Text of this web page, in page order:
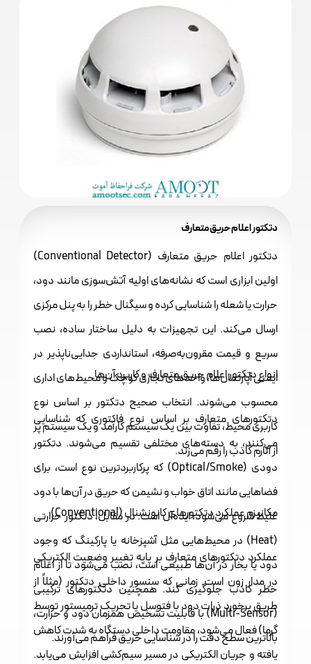
دتکتور اعلام حریق متعارف
دتکتور اعلام حریق متعارف (Conventional Detector)
اولین ابزاری است که نشانه‌های اولیه آتش‌سوزی مانند دود،
حرارت یا شعله را شناسایی کرده و سیگنال خطر را به پنل مرکزی
ارسال می‌کند. این تجهیزات به دلیل ساختار ساده، نصب
سریع و قیمت مقرون‌به‌صرفه، استانداردی جدایی‌ناپذیر در
ایمنی آپارتمان‌ها، واحدهای تجاری کوچک و محیط‌های اداری
محسوب می‌شوند. انتخاب صحیح دتکتور بر اساس نوع
کاربری محیط، تفاوت بین یک سیستم کارآمد و یک سیستم پر
از آلارم کاذب را رقم می‌زند.
انواع دتکتور اعلام حریق متعارف و کاربرد آن‌ها
دتکتورهای متعارف بر اساس نوع فاکتوری که شناسایی
می‌کنند، به دسته‌های مختلفی تقسیم می‌شوند. دتکتور
دودی (Optical/Smoke) که پرکاربردترین نوع است، برای
فضاهایی مانند اتاق خواب و نشیمن که حریق در آن‌ها با دود
غلیظ شروع می‌شود، ایده‌آل است. در مقابل، دتکتور حرارتی
(Heat) در محیط‌هایی مثل آشپزخانه یا پارکینگ که وجود
دود یا بخار در آن‌ها طبیعی است، نصب می‌شود تا از اعلام
خطر کاذب جلوگیری کند. همچنین دتکتورهای ترکیبی
(Multi-Sensor) با قابلیت تشخیص همزمان دود و حرارت،
بالاترین سطح دقت را در شناسایی حریق فراهم می‌آورند.
مکانیزم عملکرد دتکتورهای کانونشنال (Conventional)
عملکرد دتکتورهای متعارف بر پایه تغییر وضعیت الکتریکی
در مدار زون است. زمانی که سنسور داخلی دتکتور (مثلاً از
طریق برخورد ذرات دود با فتوسل یا تحریک ترمیستور توسط
گرما) فعال می‌شود، مقاومت داخلی دستگاه به شدت کاهش
یافته و جریان الکتریکی در مسیر سیم‌کشی افزایش می‌یابد.